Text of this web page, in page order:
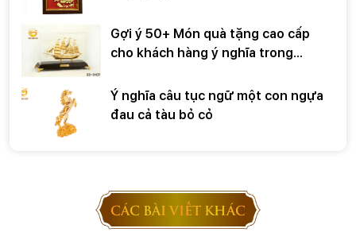
Gợi ý 50+ Món quà tặng cao cấp
cho khách hàng ý nghĩa trong
Ý nghĩa câu tục ngữ một con ngựa
đau cả tàu bỏ cỏ
CÁC BÀI VIẾT KHÁC